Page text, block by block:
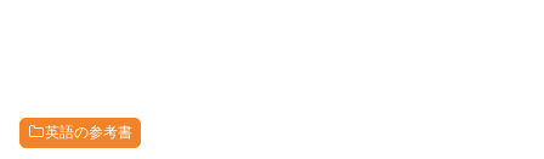
英語の参考書